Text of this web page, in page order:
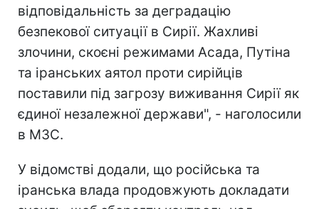
відповідальність за деградацію
безпекової ситуації в Сирії. Жахливі
злочини, скоєні режимами Асада, Путіна
та іранських аятол проти сирійців
поставили під загрозу виживання Сирії як
єдиної незалежної держави", - наголосили
в МЗС.
У відомстві додали, що російська та
іранська влада продовжують докладати